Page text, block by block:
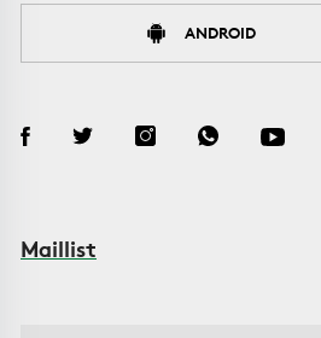
ANDROID
Maillist